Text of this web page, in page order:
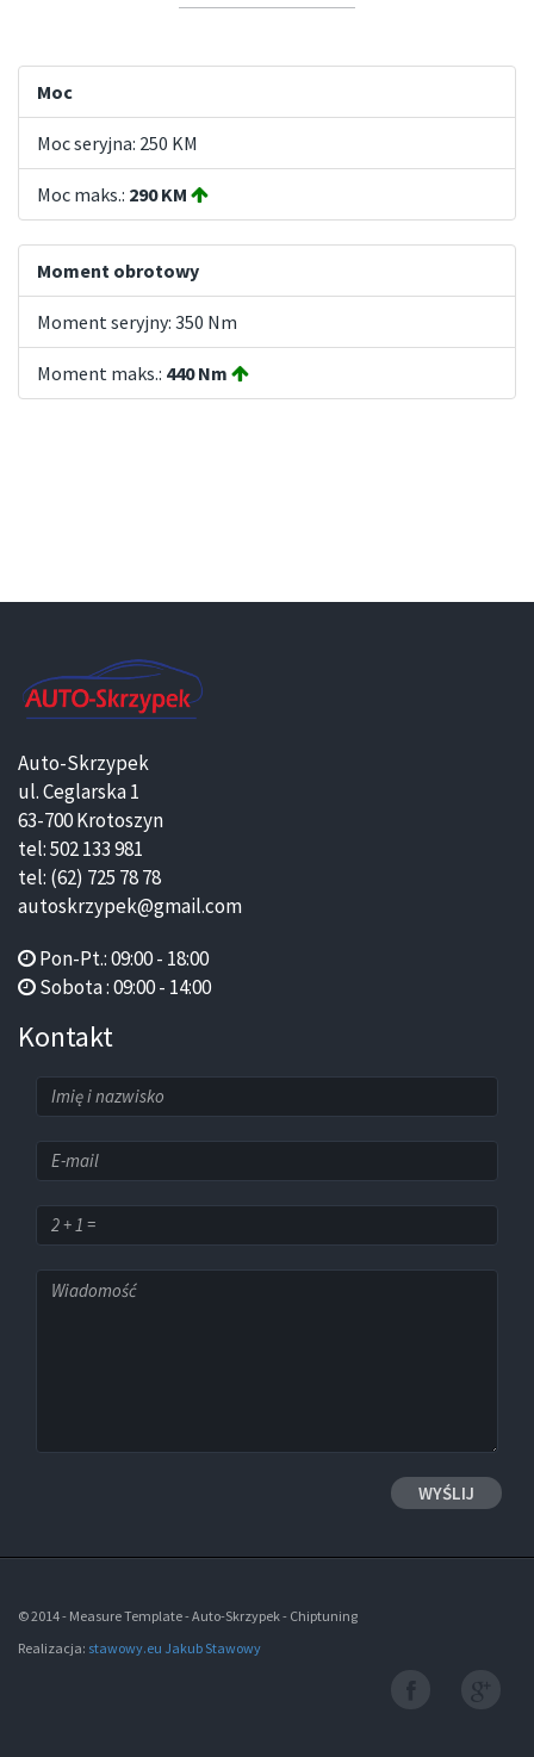
Moc
Moc seryjna: 250 KM
Moc maks.: 290 KM
Moment obrotowy
Moment seryjny: 350 Nm
Moment maks.: 440 Nm
Auto-Skrzypek
ul. Ceglarska 1
63-700 Krotoszyn
tel: 502 133 981
tel: (62) 725 78 78
autoskrzypek@gmail.com
Pon-Pt.: 09:00 - 18:00
Sobota : 09:00 - 14:00
Kontakt
© 2014 - Measure Template - Auto-Skrzypek - Chiptuning
Realizacja: stawowy.eu Jakub Stawowy